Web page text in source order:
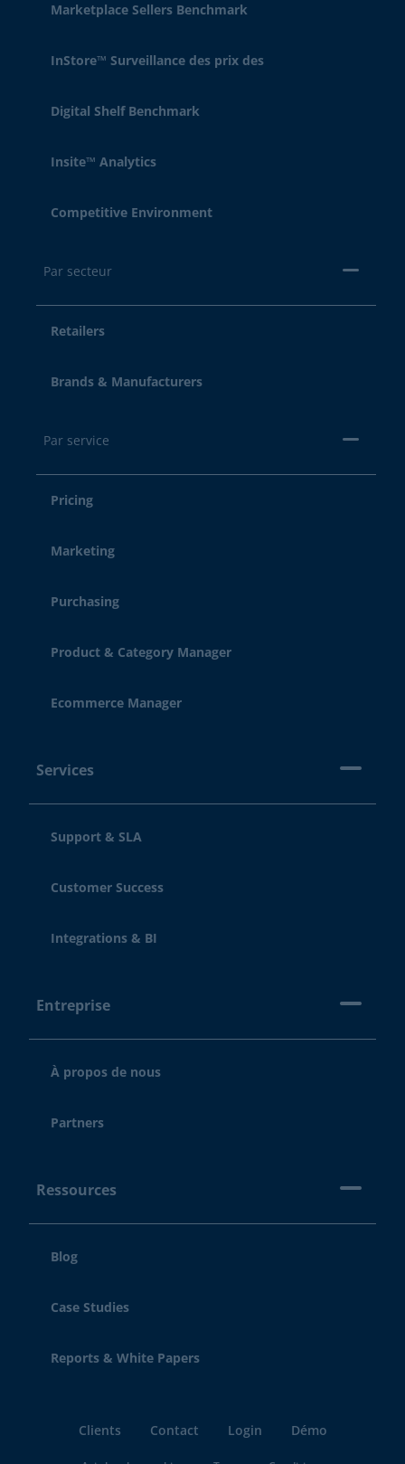
Marketplace Sellers Benchmark
InStore™ Surveillance des prix des
Digital Shelf Benchmark
Insite™ Analytics
Competitive Environment
Par secteur
Retailers
Brands & Manufacturers
Par service
Pricing
Marketing
Purchasing
Product & Category Manager
Ecommerce Manager
Services
Support & SLA
Customer Success
Integrations & BI
Entreprise
À propos de nous
Partners
Ressources
Blog
Case Studies
Reports & White Papers
Clients Contact Login Démo